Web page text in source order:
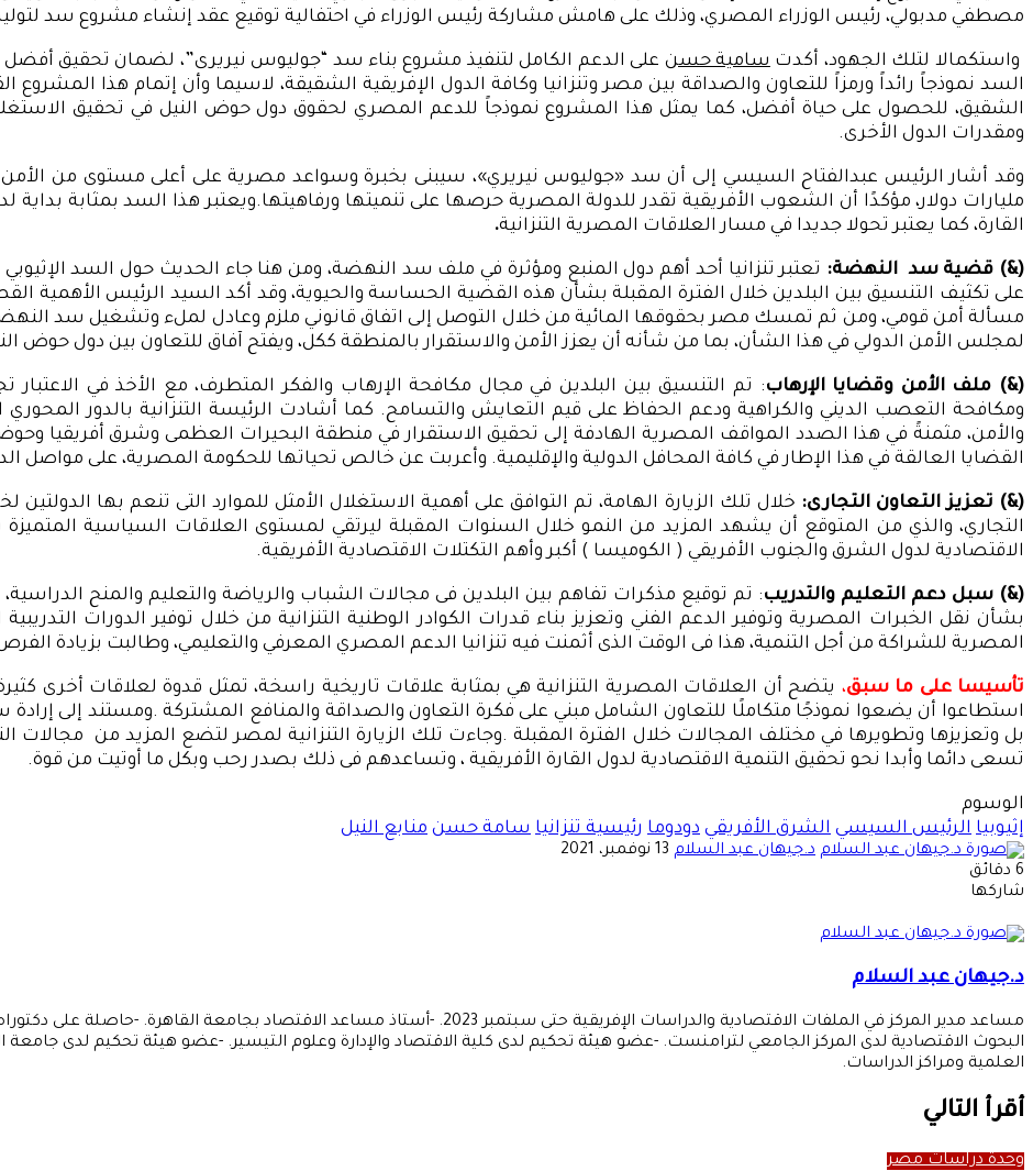
مصطفي مدبولي، رئيس الوزراء المصري، وذلك على هامش مشاركة رئيس الوزراء في احتفالية توقيع عقد إنشاء مشروع سد
واستكمالا لتلك الجهود، أكدتسامية حسن على الدعم الكامل لتنفيذ مشروع بناء سد “جوليوس نيريرى”، لضمان تحقيق أفضل
السد نموذجاً رائداً ورمزاً للتعاون والصداقة بين مصر وتنزانيا وكافة الدول الإفريقية الشقيقة، لاسيما وأن إتمام هذا
الشقيق، للحصول على حياة أفضل، كما يمثل هذا المشروع نموذجاً للدعم المصري لحقوق دول حوض النيل في تحقيق الاستغلال
ومقدرات الدول الأخرى.
مليارات دولار، مؤكدًا أن الشعوب الأفريقية تقدر للدولة المصرية حرصها على تنميتها ورفاهيتها.ويعتبر هذا السد بمثابة
القارة، كما يعتبر تحولا جديدا في مسار العلاقات المصرية التنزانية.
(&) قضية سد النهضة: تعتبر تنزانيا أحد أهم دول المنبع ومؤثرة في ملف سد النهضة، ومن هنا جاء الحديث حول السد الإثيوبي
على تكثيف التنسيق بين البلدين خلال الفترة المقبلة بشأن هذه القضية الحساسة والحيوية، وقد أكد السيد الرئيس الأهمية
مسألة أمن قومي، ومن ثم تمسك مصر بحقوقها المائية من خلال التوصل إلى اتفاق قانوني ملزم وعادل لملء وتشغيل سد النهضة،
لمجلس الأمن الدولي في هذا الشأن، بما من شأنه أن يعزز الأمن والاستقرار بالمنطقة ككل، ويفتح آفاق للتعاون بين دول حوض
(&) ملف الأمن وقضايا الإرهاب: تم التنسيق بين البلدين في مجال مكافحة الإرهاب والفكر المتطرف، مع الأخذ في
ومكافحة التعصب الديني والكراهية ودعم الحفاظ على قيم التعايش والتسامح. كما أشادت الرئيسة التنزانية بالدور
والأمن، مثمنةً في هذا الصدد المواقف المصرية الهادفة إلى تحقيق الاستقرار في منطقة البحيرات العظمى وشرق أفريقيا
القضايا العالقة في هذا الإطار في كافة المحافل الدولية والإقليمية. وأعربت عن خالص تحياتها للحكومة المصرية، على مواصل
(&) تعزيز التعاون التجارى: خلال تلك الزيارة الهامة، تم التوافق على أهمية الاستغلال الأمثل للموارد التى تنعم بها
التجاري، والذي من المتوقع أن يشهد المزيد من النمو خلال السنوات المقبلة ليرتقي لمستوى العلاقات السياسية
الاقتصادية لدول الشرق والجنوب الأفريقي ( الكوميسا ) أكبر وأهم التكتلات الاقتصادية الأفريقية.
(&) سبل دعم التعليم والتدريب: تم توقيع مذكرات تفاهم بين البلدين فى مجالات الشباب والرياضة والتعليم والمنح
بشأن نقل الخبرات المصرية وتوفير الدعم الفني وتعزيز بناء قدرات الكوادر الوطنية التنزانية من خلال توفير الدورات
المصرية للشراكة من أجل التنمية، هذا فى الوقت الذى أثمنت فيه تنزانيا الدعم المصري المعرفي والتعليمي، وطالبت بزيادة
تأسيسا على ما سبق، يتضح أن العلاقات المصرية التنزانية هي بمثابة علاقات تاريخية راسخة، تمثل قدوة لعلاقات أخرى
استطاعوا أن يضعوا نموذجًا متكاملًا للتعاون الشامل مبني على فكرة التعاون والصداقة والمنافع المشتركة .ومستند إلى
بل وتعزيزها وتطويرها في مختلف المجالات خلال الفترة المقبلة .وجاءت تلك الزيارة التنزانية لمصر لتضع المزيد من
تسعى دائما وأبدا نحو تحقيق التنمية الاقتصادية لدول القارة الأفريقية ، وتساعدهم فى ذلك بصدر رحب وبكل ما أوتيت من قوة.
الوسوم
إثيوبيا الرئيس السيسي الشرق الأفريقي دودوما رئيسية تنزانيا سامة حسن منابع النيل
د.جيهان عبد السلام أرسل
13 نوفمبر، 2021
6 دقائق
فيسبوك
‫X
لينكدإن
بينتيريست
Odnoklassniki
‫Pocket
شاركها
عبر
د.جيهان عبد السلام
مساعد مدير المركز في الملفات الاقتصادية والدراسات الإفريقية حتى سبتمبر 2023. -أستاذ مساعد
البحوث الاقتصادية لدى المركز الجامعي لترامنست. -عضو هيئة تحكيم لدى كلية الاقتصاد والإدارة وعلوم التيسير. -عضو هيئة تحكيم لدى
العلمية ومراكز الدراسات.
أقرأ التالي
وحدة دراسات مصر